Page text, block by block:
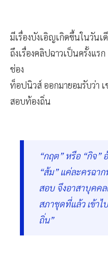
มีเรื่องบังเอิญเกิดขึ้นในวันเ
ถึงเรื่องคลิปฉาวเป็นครั้งแรก
ช่อง
ท็อปนิวส์ ออกมายอมรับว่า เ
สอบท้องถิ่น
“กฤต” หรือ “กิจ”
“ส้ม” แค่ละครฉาก
สอบ จึงอาสาบุคค
สภาชุดที่แล้ว เข้าไ
ถิ่น”